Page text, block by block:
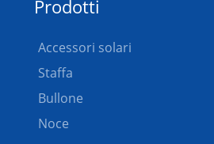
Prodotti
Accessori solari
Staffa
Bullone
Noce